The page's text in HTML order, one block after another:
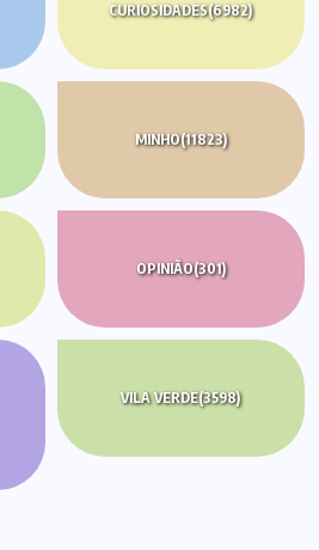
CURIOSIDADES(6982)
MINHO(11823)
OPINIÃO(301)
VILA VERDE(3598)